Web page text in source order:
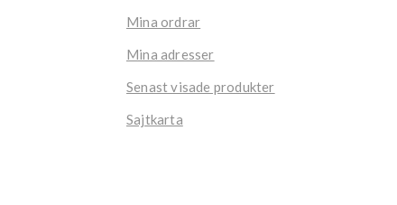
Mina ordrar
Mina adresser
Senast visade produkter
Sajtkarta